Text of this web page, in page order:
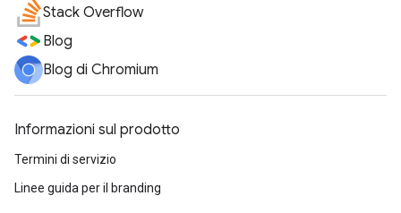
Stack Overflow
Blog
Blog di Chromium
Informazioni sul prodotto
Termini di servizio
Linee guida per il branding